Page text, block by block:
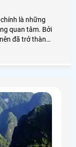
là những
tâm. Bởi
đã trở thành